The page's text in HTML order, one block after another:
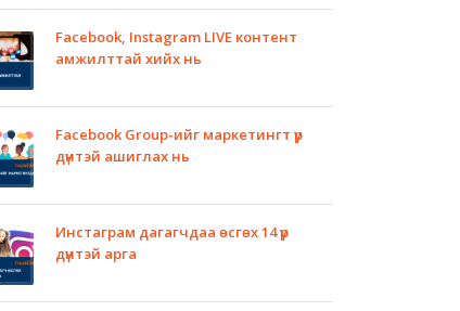
Facebook, Instagram LIVE контент
амжилттай хийх нь
Facebook Group-ийг маркетингт үр
дүнтэй ашиглах нь
Инстаграм дагагчдаа өсгөх 14 үр
дүнтэй арга